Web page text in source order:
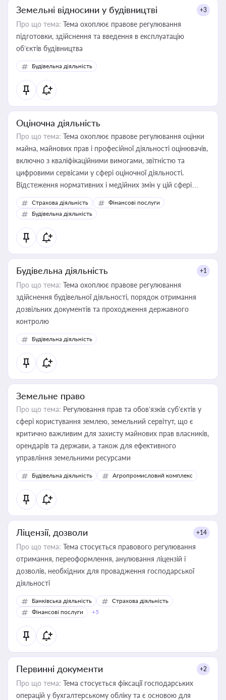
Земельні відносини у будівництві +3
Про що тема: Тема охоплює правове регулювання
підготовки, здійснення та введення в експлуатацію
об’єктів будівництва
Будівельна діяльність
Оціночна діяльність
Про що тема: Тема охоплює правове регулювання оцінки
майна, майнових прав і професійної діяльності оцінювачів,
включно з кваліфікаційними вимогами, звітністю та
цифровими сервісами у сфері оціночної діяльності.
Відстеження нормативних і медійних змін у цій сфері
корисне для власника бізнесу, керівника, юриста або
бухгалтера під час оподаткування, приватизації, оренди
державного майна, корпоративних угод і перевірки
статусу суб'єктів оціночної діяльності
Страхова діяльність
Фінансові послуги
Будівельна діяльність
Будівельна діяльність +1
Про що тема: Тема охоплює правове регулювання
здійснення будівельної діяльності, порядок отримання
дозвільних документів та проходження державного
контролю
Будівельна діяльність
Земельне право
Про що тема: Регулювання прав та обов’язків суб’єктів у
сфері користування землею, земельний сервітут, що є
критично важливим для захисту майнових прав власників,
орендарів та держави, а також для ефективного
управління земельними ресурсами
Будівельна діяльність Агропромисловий комплекс
Ліцензії, дозволи +14
Про що тема: Тема стосується правового регулювання
отримання, переоформлення, анулювання ліцензій і
дозволів, необхідних для провадження господарської
діяльності
Банківська діяльність
Страхова діяльність
Фінансові послуги
+5
Первинні документи +2
Про що тема: Тема стосується фіксації господарських
операцій у бухгалтерському обліку та є основою для